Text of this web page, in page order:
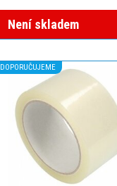
Není skladem
DOPORUČUJEME